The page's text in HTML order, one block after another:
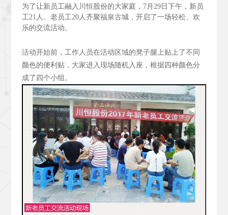
为了让新员工融入川恒股份的大家庭，7月29日下午，新员
工21人、老员工20人齐聚福泉古城，开启了一场轻松、欢
乐的交流活动。
活动开始前，工作人员在活动区域的凳子腿上贴上了不同
颜色的便利贴，大家进入现场随机入座，根据四种颜色分
成了四个小组。